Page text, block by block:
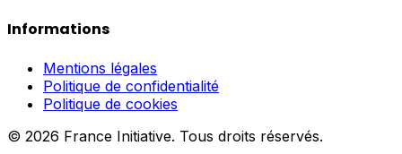
Informations
Mentions légales
Politique de confidentialité
Politique de cookies
© 2026 France Initiative. Tous droits réservés.